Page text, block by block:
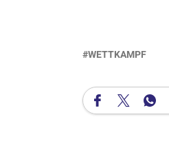
WETTKAMPF